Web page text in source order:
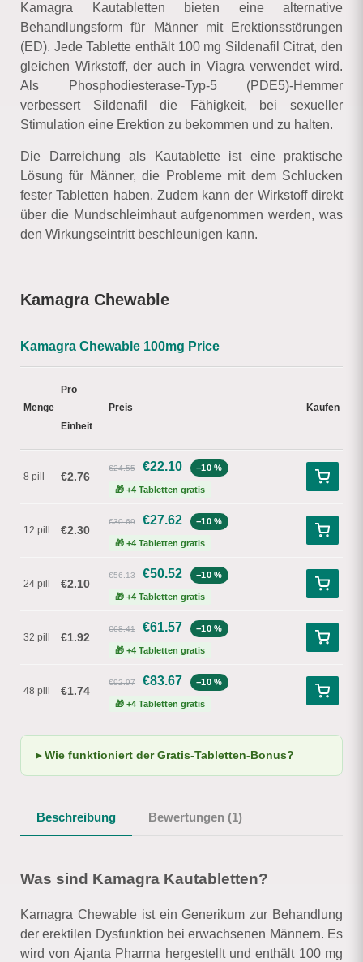
Kamagra Kautabletten bieten eine alternative
Behandlungsform für Männer mit Erektionsstörungen
(ED). Jede Tablette enthält 100 mg Sildenafil Citrat, den
gleichen Wirkstoff, der auch in Viagra verwendet wird.
Als Phosphodiesterase-Typ-5 (PDE5)-Hemmer
verbessert Sildenafil die Fähigkeit, bei sexueller
Stimulation eine Erektion zu bekommen und zu halten.
Die Darreichung als Kautablette ist eine praktische
Lösung für Männer, die Probleme mit dem Schlucken
fester Tabletten haben. Zudem kann der Wirkstoff direkt
über die Mundschleimhaut aufgenommen werden, was
den Wirkungseintritt beschleunigen kann.
Kamagra Chewable
Kamagra Chewable 100mg Price
Menge
Pro
Einheit
Preis Kaufen
8 pill €2.76
€24.55 €22.10 −10 %
🎁 +4 Tabletten gratis
12 pill €2.30
€30.69 €27.62 −10 %
🎁 +4 Tabletten gratis
24 pill €2.10
€56.13 €50.52 −10 %
🎁 +4 Tabletten gratis
32 pill €1.92
€68.41 €61.57 −10 %
🎁 +4 Tabletten gratis
48 pill €1.74
€92.97 €83.67 −10 %
🎁 +4 Tabletten gratis
Wie funktioniert der Gratis-Tabletten-Bonus?
Beschreibung Bewertungen (1)
Was sind Kamagra Kautabletten?
Kamagra Chewable ist ein Generikum zur Behandlung
der erektilen Dysfunktion bei erwachsenen Männern. Es
wird von Ajanta Pharma hergestellt und enthält 100 mg